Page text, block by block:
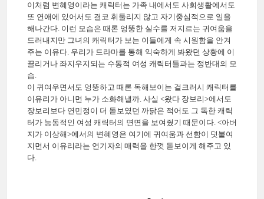
이처럼 변혜영이라는 캐릭터는 가족 내에서도 사회생활에서도
또 연애에 있어서도 결코 휘둘리지 않고 자기중심적으로 일을
해나간다. 이런 모습은 때론 엉뚱한 실수를 저지르는 귀여움을
드러내지만 그녀의 캐릭터가 보는 이들에게 속 시원함을 안겨
주는 이유다. 우리가 드라마를 통해 익숙하게 봐왔던 상황에 이
끌리거나 좌지우지되는 수동적 여성 캐릭터들과는 정반대의 모
습.
이 귀여우면서도 엉뚱하고 때론 독해보이는 걸크러시 캐릭터를
이유리가 아니면 누가 소화해낼까. 사실 <왔다 장보리>에서도
장보리보다 연민정이 더 돋보였던 까닭은 적어도 그 독한 캐릭
터가 능동적인 여성 캐릭터의 면면을 보여줬기 때문이다. <아버
지가 이상해>에서의 변혜영은 여기에 귀여움과 선함이 덧붙여
지면서 이유리라는 연기자의 매력을 한껏 돋보이게 해주고 있
다.